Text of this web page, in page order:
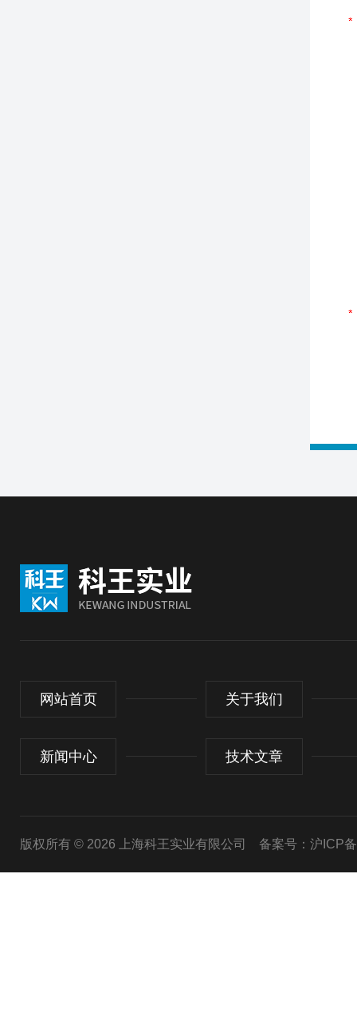
网站首页 关于我们
新闻中心 技术文章
版权所有 © 2026 上海科王实业有限公司 备案号：沪ICP